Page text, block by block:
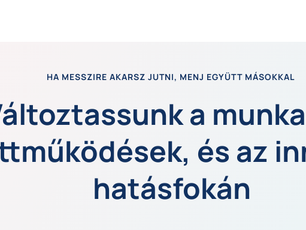
HA MESSZIRE AKARSZ JUTNI, MENJ EGYÜTT MÁSOKKAL
a
és az
hatásfokán